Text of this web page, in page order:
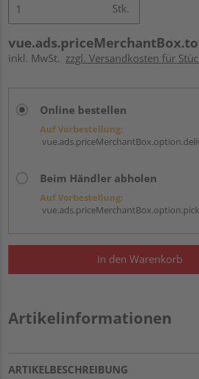
Stk.
inkl. MwSt. zzgl. Versandkosten für
Online bestellen
Auf Vorbestellung:
Beim Händler abholen
Auf Vorbestellung:
In den Warenkorb
Artikelinformationen
ARTIKELBESCHREIBUNG